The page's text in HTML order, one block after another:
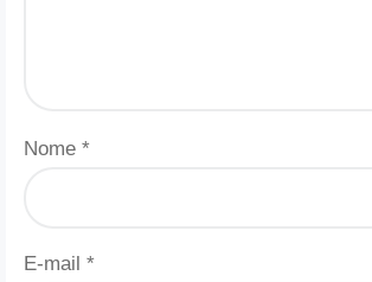
Nome *
E-mail *